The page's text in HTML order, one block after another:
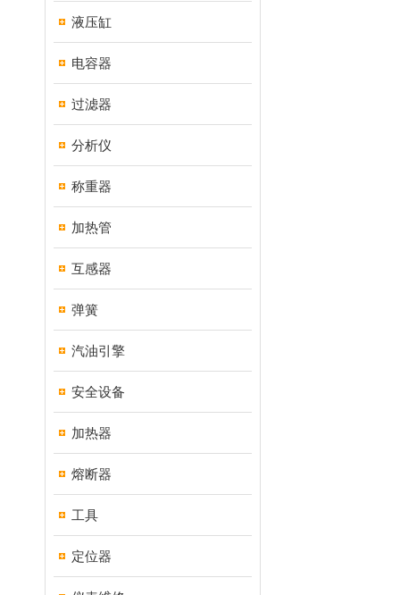
液压缸
电容器
过滤器
分析仪
称重器
加热管
互感器
弹簧
汽油引擎
安全设备
加热器
熔断器
工具
定位器